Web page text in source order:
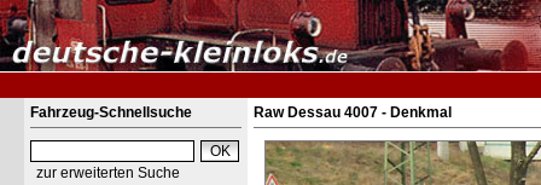
Fahrzeug-Schnellsuche
zur erweiterten Suche
Raw Dessau 4007 - Denkmal